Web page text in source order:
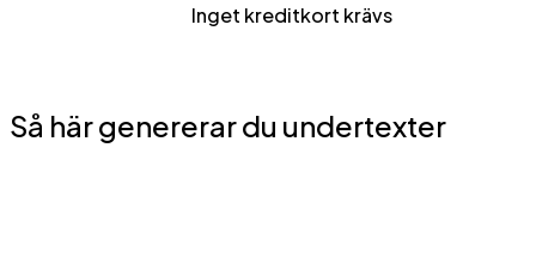
Inget kreditkort krävs
Så här genererar du undertexter